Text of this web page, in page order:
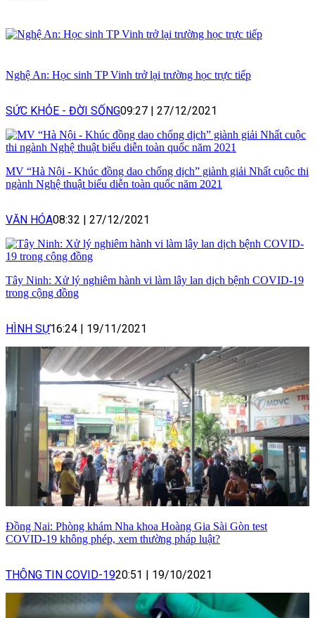
Nghệ An: Học sinh TP Vinh trở lại trường học trực tiếp
SỨC KHỎE - ĐỜI SỐNG09:27 | 27/12/2021
MV “Hà Nội - Khúc đồng dao chống dịch” giành giải Nhất cuộc thi
ngành Nghệ thuật biểu diễn toàn quốc năm 2021
VĂN HÓA08:32 | 27/12/2021
Tây Ninh: Xử lý nghiêm hành vi làm lây lan dịch bệnh COVID-19
trong cộng đồng
HÌNH SỰ16:24 | 19/11/2021
Đồng Nai: Phòng khám Nha khoa Hoàng Gia Sài Gòn test
COVID-19 không phép, xem thường pháp luật?
THÔNG TIN COVID-1920:51 | 19/10/2021